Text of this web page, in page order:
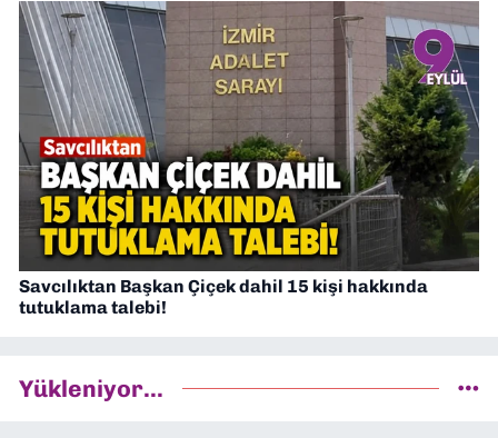
Savcılıktan Başkan Çiçek dahil 15 kişi hakkında
tutuklama talebi!
Yükleniyor...